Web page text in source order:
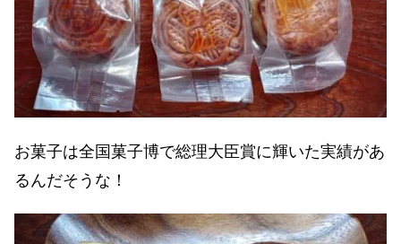
お菓子は全国菓子博で総理大臣賞に輝いた実績があ
るんだそうな！